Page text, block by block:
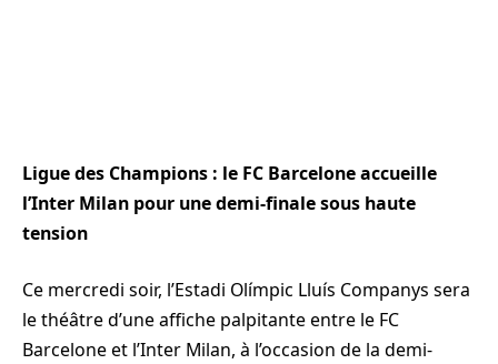
Ligue des Champions : le FC Barcelone accueille
l’Inter Milan pour une demi-finale sous haute
tension
Ce mercredi soir, l’Estadi Olímpic Lluís Companys sera
le théâtre d’une affiche palpitante entre le FC
Barcelone et l’Inter Milan, à l’occasion de la demi-